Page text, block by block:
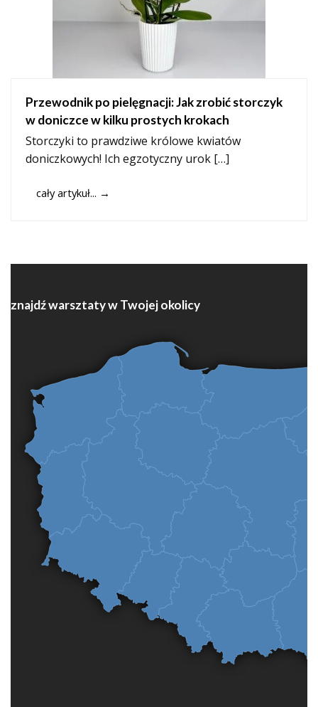
Przewodnik po pielęgnacji: Jak zrobić storczyk
w doniczce w kilku prostych krokach
Storczyki to prawdziwe królowe kwiatów
doniczkowych! Ich egzotyczny urok […]
cały artykuł... →
znajdź warsztaty w Twojej okolicy